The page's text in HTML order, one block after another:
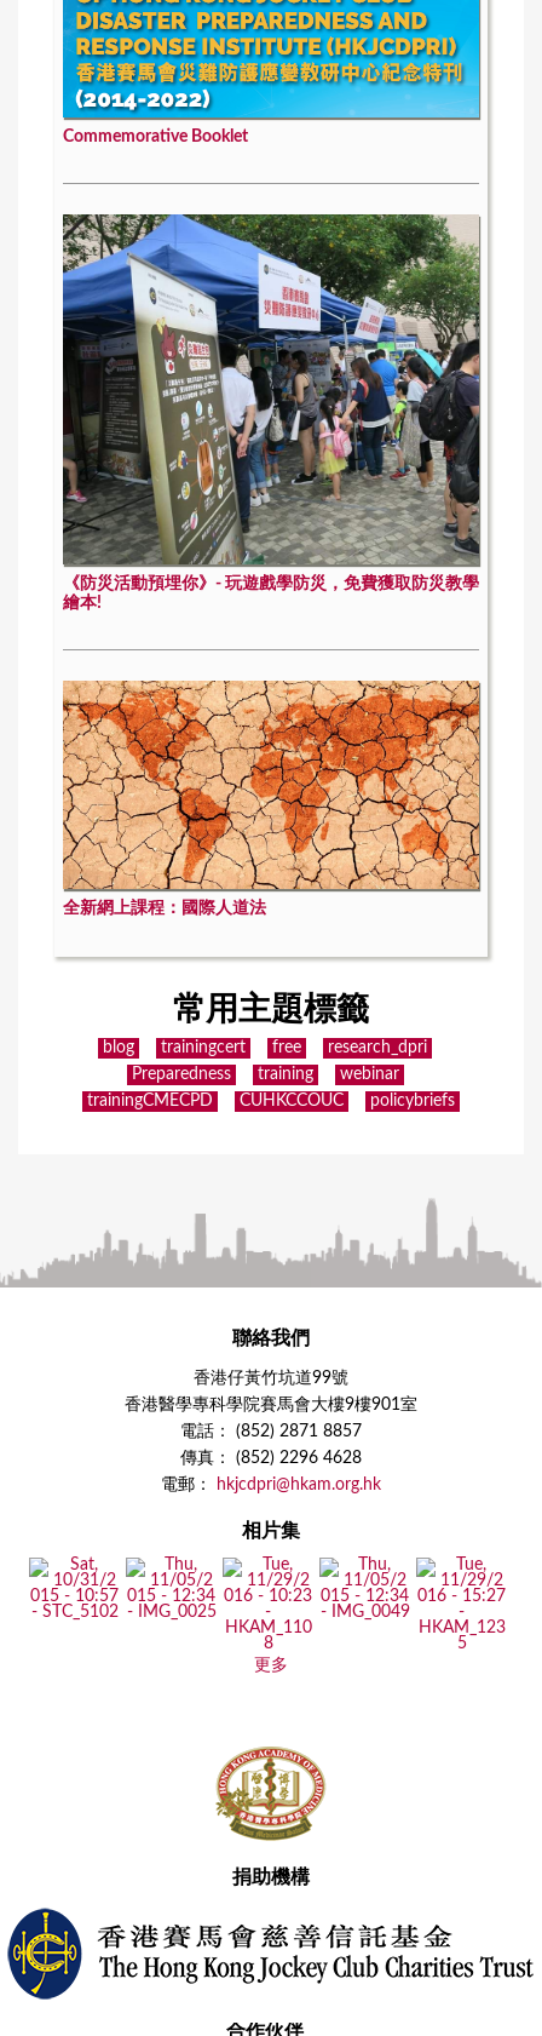
Commemorative Booklet
《防災活動預埋你》- 玩遊戲學防災，免費獲取防災教學
繪本!
全新網上課程：國際人道法
常用主題標籤
blog trainingcert free
research_dpri
Preparedness
training
webinar
trainingCMECPD
CUHKCCOUC policybriefs
聯絡我們
香港仔黃竹坑道99號
香港醫學專科學院賽馬會大樓9樓901室
電話： (852) 2871 8857
傳真： (852) 2296 4628
電郵：
hkjcdpri@hkam.org.hk
相片集
更多
捐助機構
合作伙伴